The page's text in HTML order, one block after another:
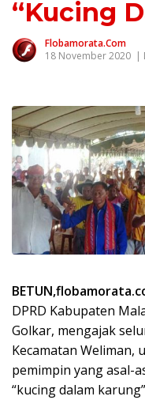
“Kucing
Flobamorata.com
18 November 2020 |
DPRD Kabupaten
Golkar, mengajak
Kecamatan Weliman,
pemimpin yang asal-
“kucing dalam